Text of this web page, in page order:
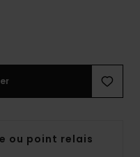
ou point relais